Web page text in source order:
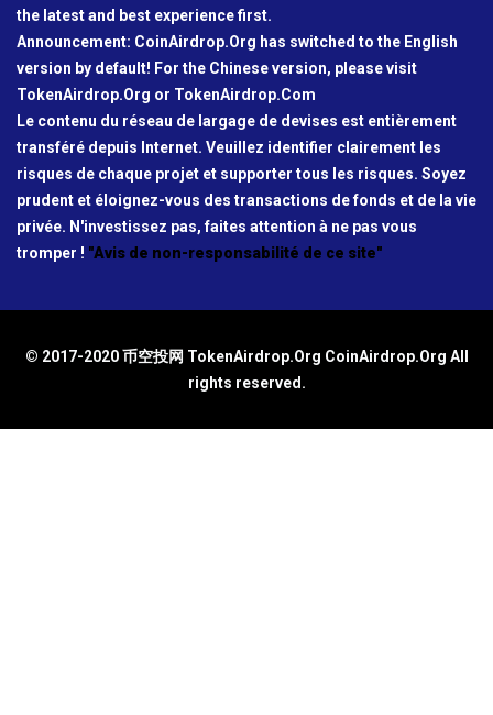
the latest and best experience first.
Announcement: CoinAirdrop.Org has switched to the English
version by default! For the Chinese version, please visit
TokenAirdrop.Org or TokenAirdrop.Com
Le contenu du réseau de largage de devises est entièrement
transféré depuis Internet. Veuillez identifier clairement les
risques de chaque projet et supporter tous les risques. Soyez
prudent et éloignez-vous des transactions de fonds et de la vie
privée. N'investissez pas, faites attention à ne pas vous
tromper ! "Avis de non-responsabilité de ce site"
© 2017-2020 币空投网 TokenAirdrop.Org CoinAirdrop.Org All
rights reserved.